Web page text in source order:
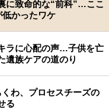
に致命的な“前科”…ここ
低かったワケ
ラに心配の声…子供を亡
遺族ケアの道のり
わ、プロセスチーズの
る